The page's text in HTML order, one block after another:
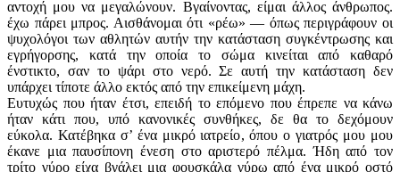
αντοχή μου να μεγαλώνουν. Βγαίνοντας, είμαι άλλος άνθρωπος.
έχω πάρει μπρος. Αισθάνομαι ότι «ρέω» — όπως περιγράφουν οι
ψυχολόγοι των αθλητών αυτήν την κατάσταση συγκέντρωσης και
εγρήγορσης, κατά την οποία το σώμα κινείται από καθαρό
ένστικτο, σαν το ψάρι στο νερό. Σε αυτή την κατάσταση δεν
υπάρχει τίποτε άλλο εκτός από την επικείμενη μάχη.
Ευτυχώς που ήταν έτσι, επειδή το επόμενο που έπρεπε να κάνω
ήταν κάτι που, υπό κανονικές συνθήκες, δε θα το δεχόμουν
εύκολα. Κατέβηκα σ’ ένα μικρό ιατρείο, όπου ο γιατρός μου μου
έκανε μια παυσίπονη ένεση στο αριστερό πέλμα. Ήδη από τον
τρίτο γύρο είχα βγάλει μια φουσκάλα γύρω από ένα μικρό οστό